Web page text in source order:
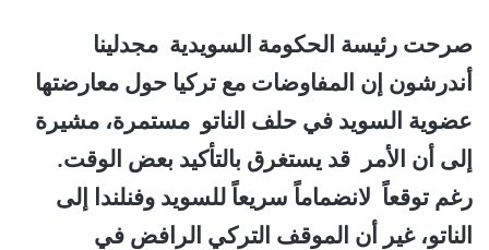
صرحت رئيسة الحكومة السويدية مجدلينا
أندرشون إن المفاوضات مع تركيا حول معارضتها
عضوية السويد في حلف الناتو مستمرة، مشيرة
إلى أن الأمر قد يستغرق بالتأكيد بعض الوقت.
رغم توقعاً لانضماماً سريعاً للسويد وفنلندا إلى
الناتو، غير أن الموقف التركي الرافض في